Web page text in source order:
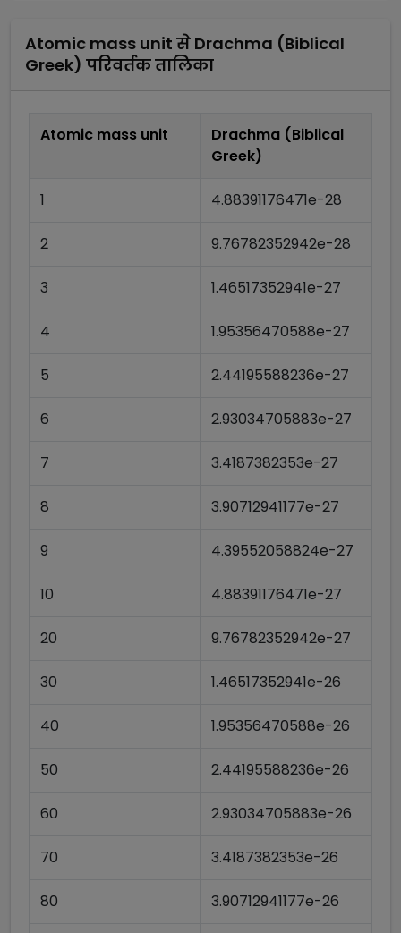
Atomic mass unit से Drachma (Biblical
Greek) परिवर्तक तालिका
Atomic mass unit
Drachma (Biblical
Greek)
1 4.88391176471e-28
2 9.76782352942e-28
3 1.46517352941e-27
4 1.95356470588e-27
5 2.44195588236e-27
6 2.93034705883e-27
7 3.4187382353e-27
8 3.90712941177e-27
9 4.39552058824e-27
10 4.88391176471e-27
20 9.76782352942e-27
30 1.46517352941e-26
40 1.95356470588e-26
50 2.44195588236e-26
60 2.93034705883e-26
70 3.4187382353e-26
80 3.90712941177e-26